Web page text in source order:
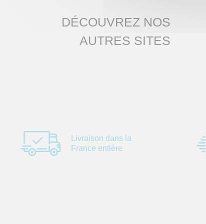
DÉCOUVREZ NOS
AUTRES SITES
Livraison dans la
France entière